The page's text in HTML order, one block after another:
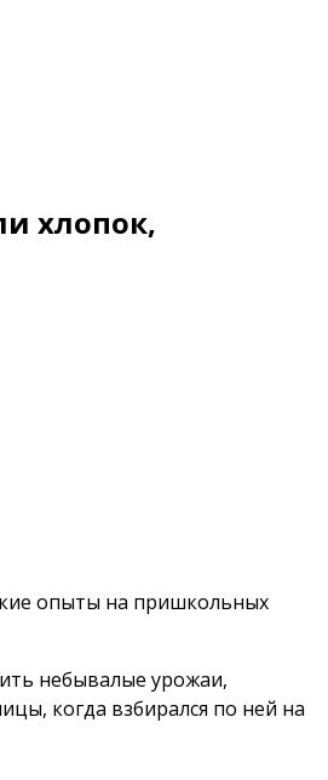
хлопок,
опыты на пришкольных
небывалые урожаи,
когда взбирался по ней на